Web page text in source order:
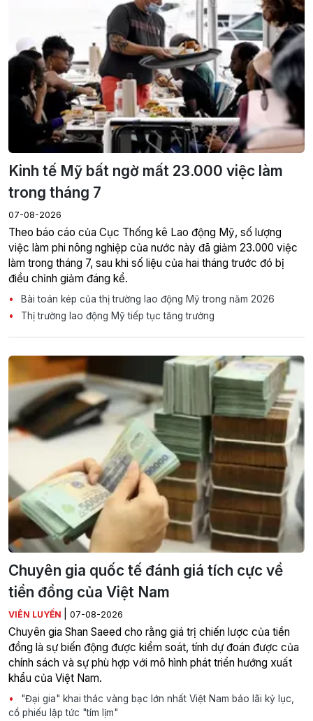
Kinh tế Mỹ bất ngờ mất 23.000 việc làm
trong tháng 7
07-08-2026
Theo báo cáo của Cục Thống kê Lao động Mỹ, số lượng
việc làm phi nông nghiệp của nước này đã giảm 23.000 việc
làm trong tháng 7, sau khi số liệu của hai tháng trước đó bị
điều chỉnh giảm đáng kể.
Bài toán kép của thị trường lao động Mỹ trong năm 2026
Thị trường lao động Mỹ tiếp tục tăng trưởng
Chuyên gia quốc tế đánh giá tích cực về
tiền đồng của Việt Nam
VIÊN LUYẾN 07-08-2026
Chuyên gia Shan Saeed cho rằng giá trị chiến lược của tiền
đồng là sự biến động được kiểm soát, tính dự đoán được của
chính sách và sự phù hợp với mô hình phát triển hướng xuất
khẩu của Việt Nam.
"Đại gia" khai thác vàng bạc lớn nhất Việt Nam báo lãi kỷ lục,
cổ phiếu lập tức "tím lịm"